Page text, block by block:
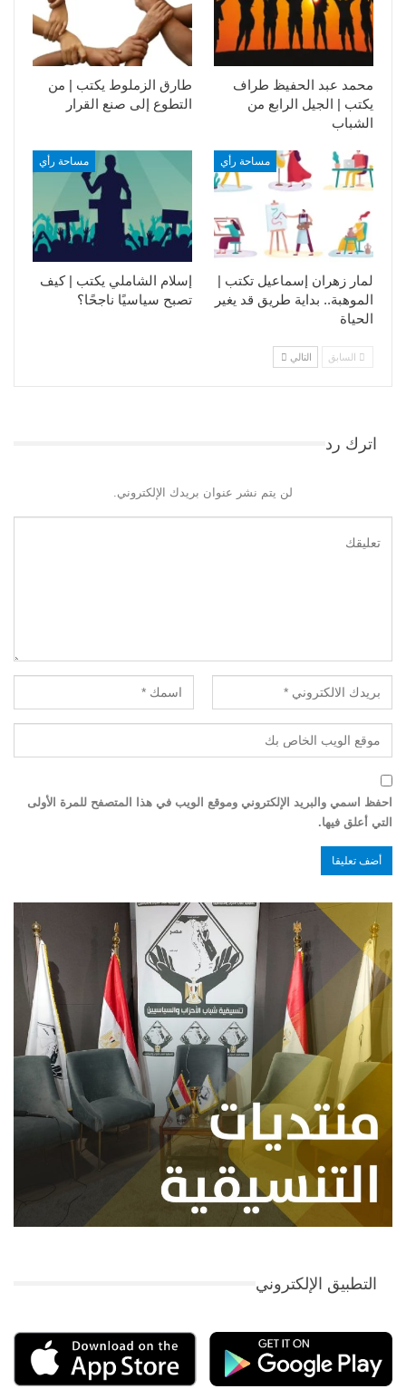
طارق الزملوط يكتب | من
التطوع إلى صنع القرار
محمد عبد الحفيظ طراف
يكتب | الجيل الرابع من
الشباب
مساحة رأي
إسلام الشاملي يكتب | كيف
تصبح سياسيًا ناجحًا؟
مساحة رأي
لمار زهران إسماعيل تكتب |
الموهبة.. بداية طريق قد يغير
الحياة
السابق التالي
اترك رد
لن يتم نشر عنوان بريدك الإلكتروني.
احفظ اسمي والبريد الإلكتروني وموقع الويب في هذا المتصفح للمرة الأولى
التي أعلق فيها.
التطبيق الإلكتروني